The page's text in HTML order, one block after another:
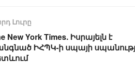
Լուրը
New York Times. Իսրայելն է
ԻՀՊԿ-ի սպայի